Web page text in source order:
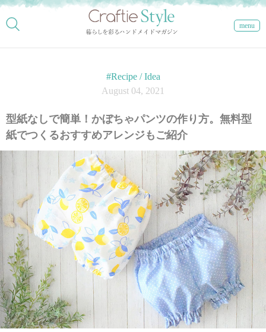
menu
#Recipe / Idea
August 04, 2021
型紙なしで簡単！かぼちゃパンツの作り方。無料型
紙でつくるおすすめアレンジもご紹介